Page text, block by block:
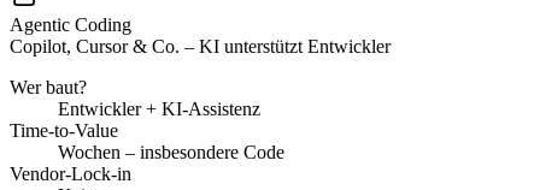
Agentic Coding
Copilot, Cursor & Co. – KI unterstützt Entwickler
Wer baut?
Entwickler + KI-Assistenz
Time-to-Value
Wochen – insbesondere Code
Vendor-Lock-in